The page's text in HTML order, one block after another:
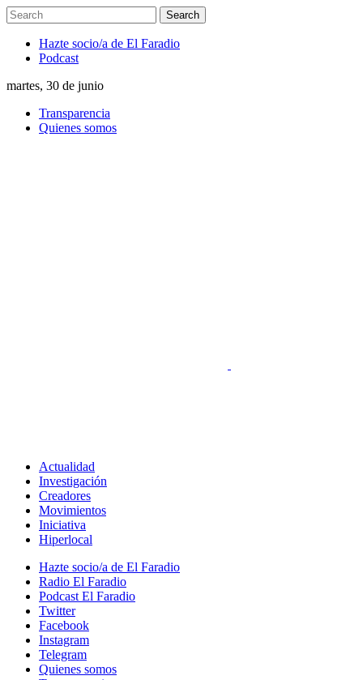
Hazte socio/a de El Faradio
Podcast
martes, 30 de junio
Transparencia
Quienes somos
Actualidad
Investigación
Creadores
Movimientos
Iniciativa
Hiperlocal
Hazte socio/a de El Faradio
Radio El Faradio
Podcast El Faradio
Twitter
Facebook
Instagram
Telegram
Quienes somos